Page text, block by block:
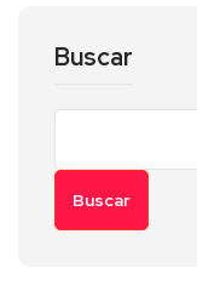
Buscar
Buscar